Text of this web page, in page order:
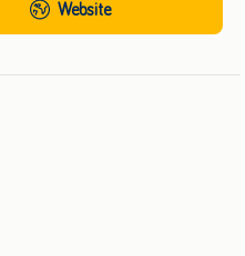
Website